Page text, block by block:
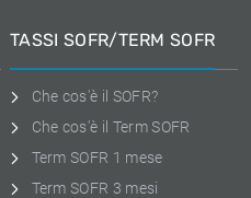
TASSI SOFR/TERM SOFR
Che cos'è il SOFR?
Che cos'è il Term SOFR
Term SOFR 1 mese
Term SOFR 3 mesi